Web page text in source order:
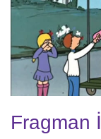
Fragman